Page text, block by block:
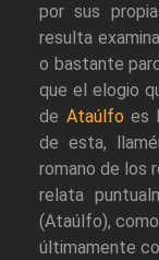
por sus
resulta
o bastante
que el elogio
de Ataúlfo es
de esta,
romano de los
relata
(Ataúlfo),
últimamente